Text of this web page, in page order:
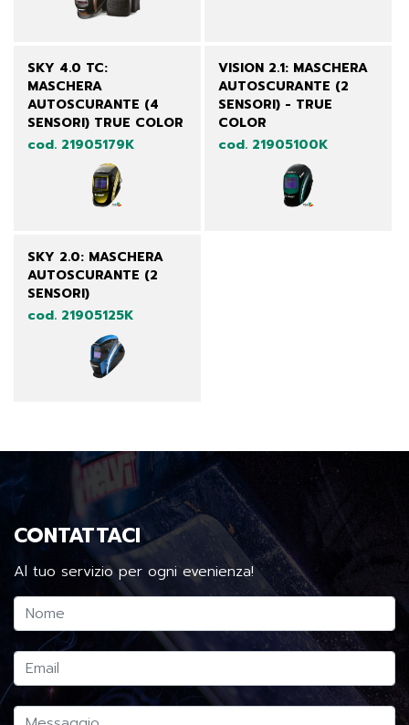
SKY 4.0 TC:
MASCHERA
AUTOSCURANTE (4
SENSORI) TRUE COLOR
cod. 21905179K
VISION 2.1: MASCHERA
AUTOSCURANTE (2
SENSORI) - TRUE
COLOR
cod. 21905100K
SKY 2.0: MASCHERA
AUTOSCURANTE (2
SENSORI)
cod. 21905125K
CONTATTACI
Al tuo servizio per ogni evenienza!